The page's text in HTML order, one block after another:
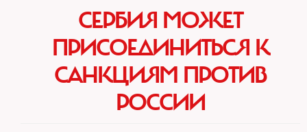
СЕРБИЯ МОЖЕТ
ПРИСОЕДИНИТЬСЯ К
САНКЦИЯМ ПРОТИВ
РОССИИ